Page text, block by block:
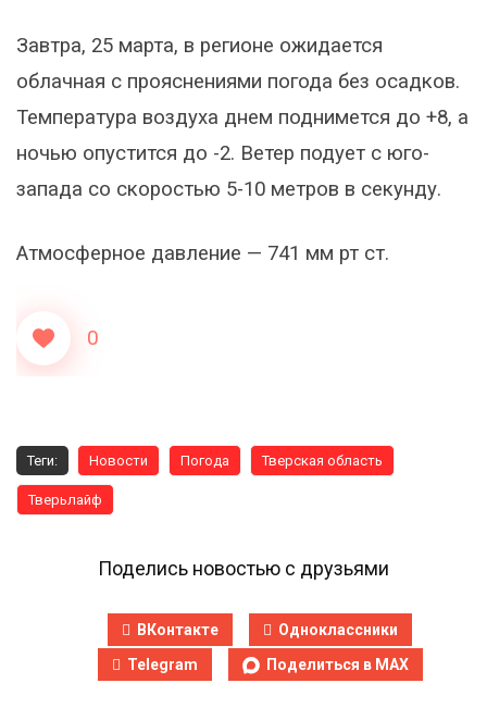
Завтра, 25 марта, в регионе ожидается
облачная с прояснениями погода без осадков.
Температура воздуха днем поднимется до +8, а
ночью опустится до -2. Ветер подует с юго-
запада со скоростью 5-10 метров в секунду.
Атмосферное давление — 741 мм рт ст.
0
Теги: Новости Погода Тверская область
Тверьлайф
Поделись новостью с друзьями
ВКонтакте
Одноклассники
Telegram
Поделиться в MAX